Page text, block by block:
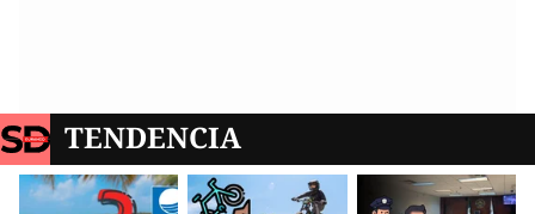
TENDENCIA